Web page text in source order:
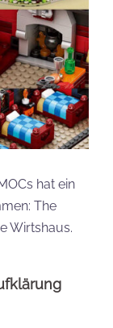
hat ein
The
Wirtshaus.